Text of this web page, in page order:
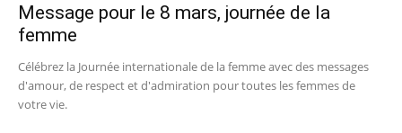
Message pour le 8 mars, journée de la
femme
Célébrez la Journée internationale de la femme avec des messages
d'amour, de respect et d'admiration pour toutes les femmes de
votre vie.